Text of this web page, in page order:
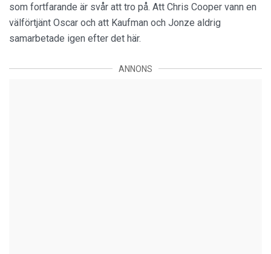
som fortfarande är svår att tro på. Att Chris Cooper vann en
välförtjänt Oscar och att Kaufman och Jonze aldrig
samarbetade igen efter det här.
ANNONS